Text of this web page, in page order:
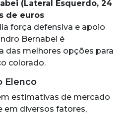
(Lateral Esquerdo, 24
de euros
força defensiva e apoio
Bernabei é
das melhores opções para
colorado.
Elenco
estimativas de mercado
em diversos fatores,